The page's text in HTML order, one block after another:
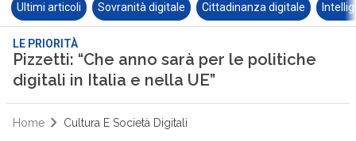
Ultimi articoli Sovranità digitale Cittadinanza digitale
LE PRIORITÀ
Pizzetti: “Che anno sarà per le politiche
digitali in Italia e nella UE”
Home Cultura E Società Digitali